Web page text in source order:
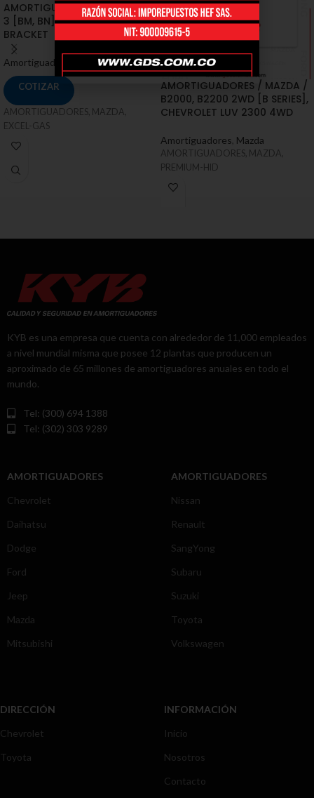
AMORTIGUADORES / MAZDA /
3 [BM, BN] SKYACTIV CON
BRACKET
Amortiguadores Mazda
COTIZAR
AMORTIGUADORES, MAZDA,
EXCEL-GAS
AMORTIGUADORES / MAZDA /
B2000, B2200 2WD [B SERIES],
CHEVROLET LUV 2300 4WD
Amortiguadores Mazda
AMORTIGUADORES, MAZDA,
PREMIUM-HID
KYB es una empresa que cuenta con alrededor de 11,000 empleados
a nivel mundial misma que posee 12 plantas que producen un
aproximado de 65 millones de amortiguadores anuales en todo el
mundo.
Tel: (300) 694 1388
Tel: (302) 303 9289
AMORTIGUADORES
Chevrolet
Daihatsu
Dodge
Ford
Jeep
Mazda
Mitsubishi
AMORTIGUADORES
Nissan
Renault
SangYong
Subaru
Suzuki
Toyota
Volkswagen
DIRECCIÓN
Chevrolet
Toyota
INFORMACIÓN
Inicio
Nosotros
Contacto